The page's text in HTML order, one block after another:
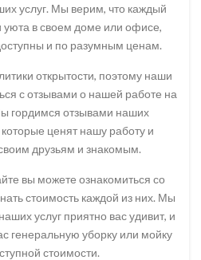
услуг. Мы верим, что каждый
уюта в своем доме или офисе,
и по разумным ценам.
открытости, поэтому наши
с отзывами о нашей работе на
гордимся отзывами наших
ценят нашу работу и
друзьям и знакомым.
вы можете ознакомиться со
стоимость каждой из них. Мы
услуг приятно вас удивит, и
генеральную уборку или мойку
стоимости.